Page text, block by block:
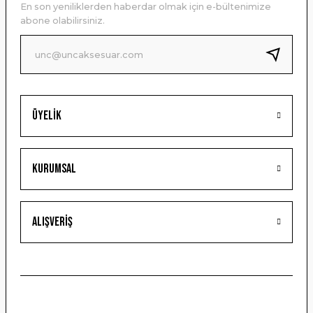
Ürün bilgilerinde hatalar bulunuyor.
Ürün fiyatı diğer sitelerden daha pahalı.
Bu ürüne benzer farklı alternatifler olmalı.
Gönder
Üyelik
Kurumsal
Alışveriş
En son yeniliklerden haberdar olmak için e-bültenimize
abone olabilirsiniz.